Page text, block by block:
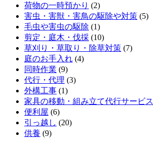
荷物の一時預かり (2)
害虫・害獣・害鳥の駆除や対策 (5)
毛虫や害虫の駆除 (1)
剪定・庭木・伐採 (10)
草刈り・草取り・除草対策 (7)
庭のお手入れ (4)
同時作業 (9)
代行・代理 (3)
外構工事 (1)
家具の移動・組み立て代行サービス
便利屋 (6)
引っ越し (20)
供養 (9)